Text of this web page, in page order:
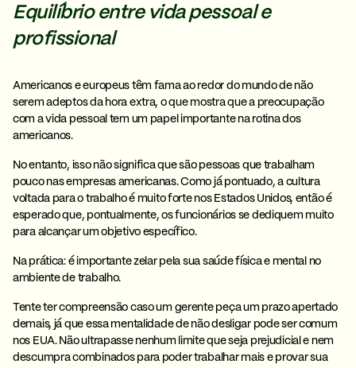
Equilíbrio entre vida pessoal e
profissional
Americanos e europeus têm fama ao redor do mundo de não
serem adeptos da hora extra, o que mostra que a preocupação
com a vida pessoal tem um papel importante na rotina dos
americanos.
No entanto, isso não significa que são pessoas que trabalham
pouco nas empresas americanas. Como já pontuado, a cultura
voltada para o trabalhoé muito forte nos Estados Unidos, então é
esperado que, pontualmente, os funcionários se dediquem muito
para alcançar um objetivo específico.
Na prática:é importante zelar pela sua saúde física e mental no
ambiente de trabalho.
Tente ter compreensão caso um gerente peça um prazo apertado
demais, já que essa mentalidade de não desligar pode ser comum
nos EUA. Não ultrapasse nenhum limite que seja prejudicial e nem
descumpra combinados para poder trabalhar mais e provar sua